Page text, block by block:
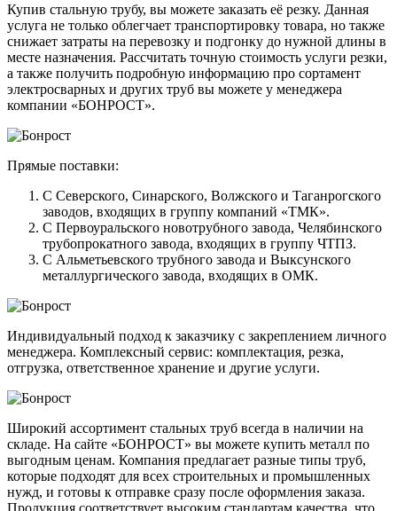
Купив стальную трубу, вы можете заказать её резку. Данная
услуга не только облегчает транспортировку товара, но также
снижает затраты на перевозку и подгонку до нужной длины в
месте назначения. Рассчитать точную стоимость услуги резки,
а также получить подробную информацию про сортамент
электросварных и других труб вы можете у менеджера
компании «БОНРОСТ».
Прямые поставки:
С Северского, Синарского, Волжского и Таганрогского
заводов, входящих в группу компаний «ТМК».
С Первоуральского новотрубного завода, Челябинского
трубопрокатного завода, входящих в группу ЧТПЗ.
С Альметьевского трубного завода и Выксунского
металлургического завода, входящих в ОМК.
Индивидуальный подход к заказчику с закреплением личного
менеджера. Комплексный сервис: комплектация, резка,
отгрузка, ответственное хранение и другие услуги.
Широкий ассортимент стальных труб всегда в наличии на
складе. На сайте «БОНРОСТ» вы можете купить металл по
выгодным ценам. Компания предлагает разные типы труб,
которые подходят для всех строительных и промышленных
нужд, и готовы к отправке сразу после оформления заказа.
Продукция соответствует высоким стандартам качества, что